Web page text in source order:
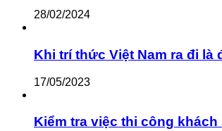
28/02/2024
Khi trí thức Việt Nam ra đi
17/05/2023
Kiểm tra việc thi công